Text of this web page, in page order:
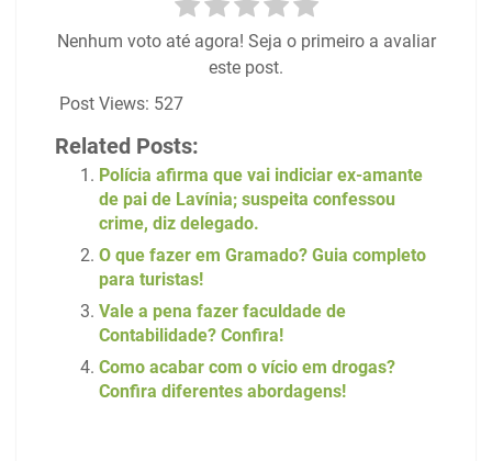
Nenhum voto até agora! Seja o primeiro a avaliar
este post.
Post Views: 527
Related Posts:
Polícia afirma que vai indiciar ex-amante
de pai de Lavínia; suspeita confessou
crime, diz delegado.
O que fazer em Gramado? Guia completo
para turistas!
Vale a pena fazer faculdade de
Contabilidade? Confira!
Como acabar com o vício em drogas?
Confira diferentes abordagens!